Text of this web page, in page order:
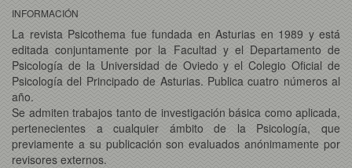
INFORMACIÓN
La revista Psicothema fue fundada en Asturias en 1989 y está
editada conjuntamente por la Facultad y el Departamento de
Psicología de la Universidad de Oviedo y el Colegio Oficial de
Psicología del Principado de Asturias. Publica cuatro números al
año.
Se admiten trabajos tanto de investigación básica como aplicada,
pertenecientes a cualquier ámbito de la Psicología, que
previamente a su publicación son evaluados anónimamente por
revisores externos.